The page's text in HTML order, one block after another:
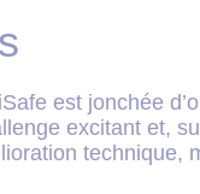
est jonchée
excitant et,
technique,